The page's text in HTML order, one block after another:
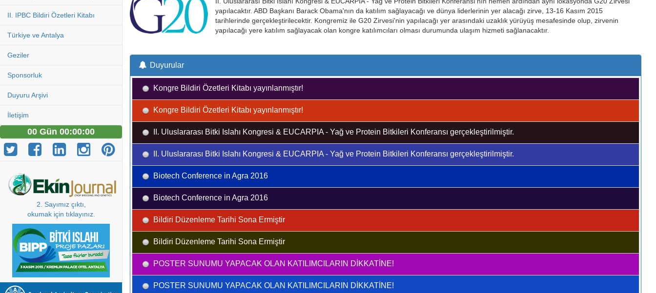
II. IPBC Bildiri Özetleri Kitabı
Türkiye ve Antalya
Geziler
Sponsorluk
Duyuru Arşivi
İletişim
00 Gün 00:00:00
2. Sayımız çıktı,
okumak için tıklayınız.
yapılacaktır. ABD Başkanı Barack Obama'nın da katılım sağlayacağı ve dünya liderlerinin yer alacağı zirve, 13-16 Kasım 2015
tarihlerinde gerçekleştirilecektir. Kongremiz ile G20 Zirvesi'nin yapılacağı yer arasındaki uzaklık yürüyüş mesafesinde olup, zirvenin
yapılacağı yere katılım sağlayacak olan kongre katılımcıları olması durumunda ulaşım hizmeti sağlanacaktır.
Duyurular
Kongre Bildiri Özetleri Kitabı yayınlanmıştır!
Kongre Bildiri Özetleri Kitabı yayınlanmıştır!
II. Uluslararası Bitki Islahı Kongresi & EUCARPIA - Yağ ve Protein Bitkileri Konferansı gerçekleştirilmiştir.
II. Uluslararası Bitki Islahı Kongresi & EUCARPIA - Yağ ve Protein Bitkileri Konferansı gerçekleştirilmiştir.
Biotech Conference in Agra 2016
Biotech Conference in Agra 2016
Bildiri Düzenleme Tarihi Sona Ermiştir
Bildiri Düzenleme Tarihi Sona Ermiştir
POSTER SUNUMU YAPACAK OLAN KATILIMCILARIN DİKKATİNE!
POSTER SUNUMU YAPACAK OLAN KATILIMCILARIN DİKKATİNE!